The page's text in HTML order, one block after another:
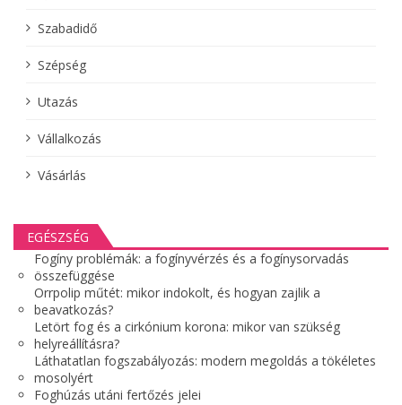
Szabadidő
Szépség
Utazás
Vállalkozás
Vásárlás
EGÉSZSÉG
Fogíny problémák: a fogínyvérzés és a fogínysorvadás
összefüggése
Orrpolip műtét: mikor indokolt, és hogyan zajlik a
beavatkozás?
Letört fog és a cirkónium korona: mikor van szükség
helyreállításra?
Láthatatlan fogszabályozás: modern megoldás a tökéletes
mosolyért
Foghúzás utáni fertőzés jelei